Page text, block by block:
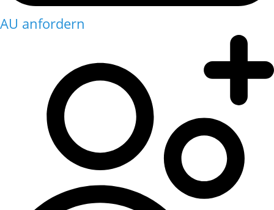
AU anfordern